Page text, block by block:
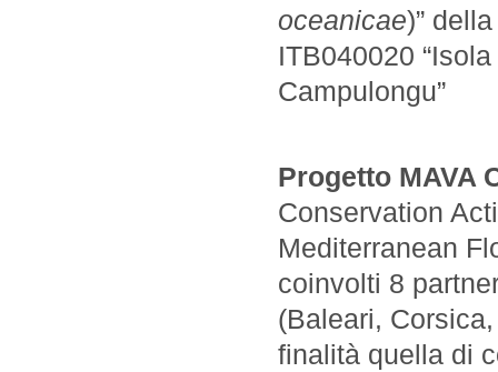
oceanicae)”
ITB040020
Campulongu”
Progetto MAVA
Conservation
Mediterranean
coinvolti 8
(Baleari,
finalità quella di